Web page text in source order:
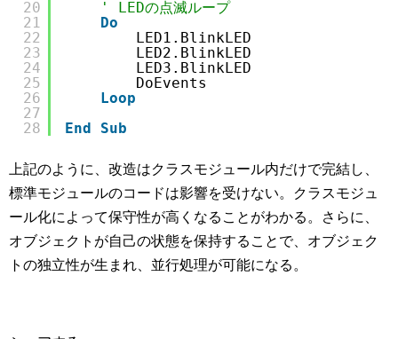
20
21
22
23
24
25
26
27
28
' LEDの点滅ループ
Do
LED1.BlinkLED
LED2.BlinkLED
LED3.BlinkLED
DoEvents
Loop
End
Sub
上記のように、改造はクラスモジュール内だけで完結し、
標準モジュールのコードは影響を受けない。クラスモジュ
ール化によって保守性が高くなることがわかる。さらに、
オブジェクトが自己の状態を保持することで、オブジェク
トの独立性が生まれ、並行処理が可能になる。